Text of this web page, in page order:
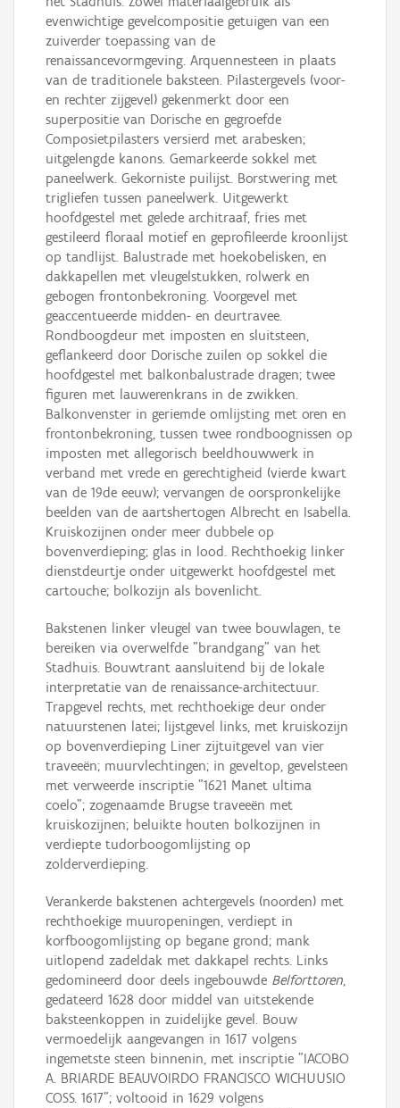
evenwichtige gevelcompositie getuigen van een
zuiverder toepassing van de
renaissancevormgeving. Arquennesteen in plaats
van de traditionele baksteen. Pilastergevels (voor-
en rechter zijgevel) gekenmerkt door een
superpositie van Dorische en gegroefde
Composietpilasters versierd met arabesken;
uitgelengde kanons. Gemarkeerde sokkel met
paneelwerk. Gekorniste puilijst. Borstwering met
trigliefen tussen paneelwerk. Uitgewerkt
hoofdgestel met gelede architraaf, fries met
gestileerd floraal motief en geprofileerde kroonlijst
op tandlijst. Balustrade met hoekobelisken, en
dakkapellen met vleugelstukken, rolwerk en
gebogen frontonbekroning. Voorgevel met
geaccentueerde midden- en deurtravee.
Rondboogdeur met imposten en sluitsteen,
geflankeerd door Dorische zuilen op sokkel die
hoofdgestel met balkonbalustrade dragen; twee
figuren met lauwerenkrans in de zwikken.
Balkonvenster in geriemde omlijsting met oren en
frontonbekroning, tussen twee rondboognissen op
imposten met allegorisch beeldhouwwerk in
verband met vrede en gerechtigheid (vierde kwart
van de 19de eeuw); vervangen de oorspronkelijke
beelden van de aartshertogen Albrecht en Isabella.
Kruiskozijnen onder meer dubbele op
bovenverdieping; glas in lood. Rechthoekig linker
dienstdeurtje onder uitgewerkt hoofdgestel met
cartouche; bolkozijn als bovenlicht.
Bakstenen linker vleugel van twee bouwlagen, te
bereiken via overwelfde "brandgang" van het
Stadhuis. Bouwtrant aansluitend bij de lokale
interpretatie van de renaissance-architectuur.
Trapgevel rechts, met rechthoekige deur onder
natuurstenen latei; lijstgevel links, met kruiskozijn
op bovenverdieping Liner zijtuitgevel van vier
traveeën; muurvlechtingen; in geveltop, gevelsteen
met verweerde inscriptie "1621 Manet ultima
coelo"; zogenaamde Brugse traveeën met
kruiskozijnen; beluikte houten bolkozijnen in
verdiepte tudorboogomlijsting op
zolderverdieping.
Verankerde bakstenen achtergevels (noorden) met
rechthoekige muuropeningen, verdiept in
korfboogomlijsting op begane grond; mank
uitlopend zadeldak met dakkapel rechts. Links
gedomineerd door deels ingebouwde Belforttoren,
gedateerd 1628 door middel van uitstekende
baksteenkoppen in zuidelijke gevel. Bouw
vermoedelijk aangevangen in 1617 volgens
ingemetste steen binnenin, met inscriptie "IACOBO
A. BRIARDE BEAUVOIRDO FRANCISCO WICHUUSIO
COSS. 1617"; voltooid in 1629 volgens